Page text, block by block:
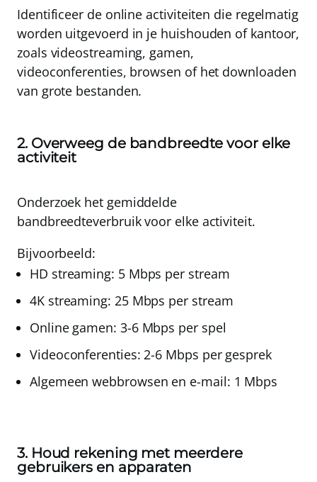
Identificeer de online activiteiten die regelmatig
worden uitgevoerd in je huishouden of kantoor,
zoals videostreaming, gamen,
videoconferenties, browsen of het downloaden
van grote bestanden.
2. Overweeg de bandbreedte voor elke
activiteit
Onderzoek het gemiddelde
bandbreedteverbruik voor elke activiteit.
Bijvoorbeeld:
HD streaming: 5 Mbps per stream
4K streaming: 25 Mbps per stream
Online gamen: 3-6 Mbps per spel
Videoconferenties: 2-6 Mbps per gesprek
Algemeen webbrowsen en e-mail: 1 Mbps
3. Houd rekening met meerdere
gebruikers en apparaten